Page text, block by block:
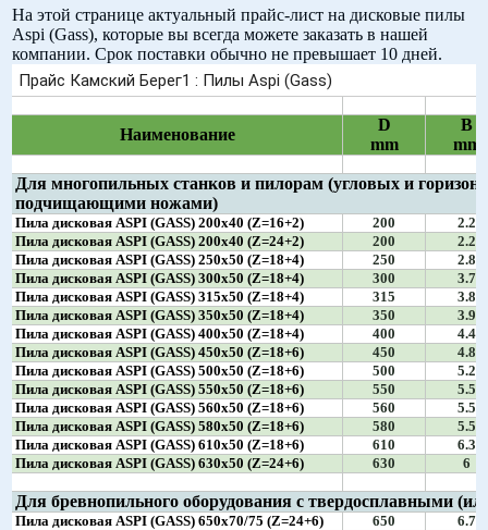
На этой странице актуальный прайс-лист на дисковые пилы
Aspi (Gass), которые вы всегда можете заказать в нашей
компании. Срок поставки обычно не превышает 10 дней.